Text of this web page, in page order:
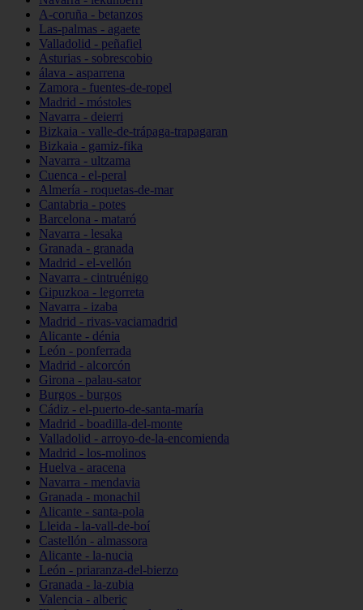
A-coruña - betanzos
Las-palmas - agaete
Valladolid - peñafiel
Asturias - sobrescobio
álava - asparrena
Zamora - fuentes-de-ropel
Madrid - móstoles
Navarra - deierri
Bizkaia - valle-de-trápaga-trapagaran
Bizkaia - gamiz-fika
Navarra - ultzama
Cuenca - el-peral
Almería - roquetas-de-mar
Cantabria - potes
Barcelona - mataró
Navarra - lesaka
Granada - granada
Madrid - el-vellón
Navarra - cintruénigo
Gipuzkoa - legorreta
Navarra - izaba
Madrid - rivas-vaciamadrid
Alicante - dénia
León - ponferrada
Madrid - alcorcón
Girona - palau-sator
Burgos - burgos
Cádiz - el-puerto-de-santa-maría
Madrid - boadilla-del-monte
Valladolid - arroyo-de-la-encomienda
Madrid - los-molinos
Huelva - aracena
Navarra - mendavia
Granada - monachil
Alicante - santa-pola
Lleida - la-vall-de-boí
Castellón - almassora
Alicante - la-nucia
León - priaranza-del-bierzo
Granada - la-zubia
Valencia - alberic